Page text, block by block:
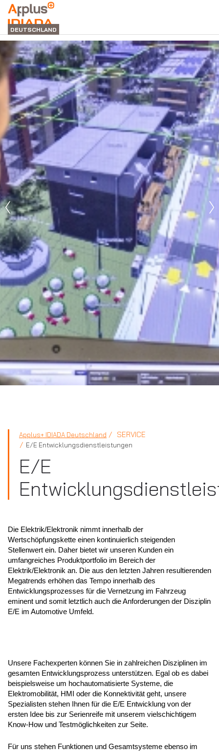
Applus+
Idiada
DEUTSCHLAND
Applus+ IDIADA Deutschland SERVICE
E/E Entwicklungsdienstleistungen
E/E
Die Elektrik/Elektronik nimmt innerhalb der
Wertschöpfungskette einen kontinuierlich steigenden
Stellenwert ein. Daher bietet wir unseren Kunden ein
umfangreiches Produktportfolio im Bereich der
Elektrik/Elektronik an. Die aus den letzten Jahren resultierenden
Megatrends erhöhen das Tempo innerhalb des
Entwicklungsprozesses für die Vernetzung im Fahrzeug
eminent und somit letztlich auch die Anforderungen der Disziplin
E/E im Automotive Umfeld.
Unsere Fachexperten können Sie in zahlreichen Disziplinen im
gesamten Entwicklungsprozess unterstützen. Egal ob es dabei
beispielsweise um hochautomatisierte Systeme, die
Elektromobilität, HMI oder die Konnektivität geht, unsere
Spezialisten stehen Ihnen für die E/E Entwicklung von der
ersten Idee bis zur Serienreife mit unserem vielschichtigem
Know-How und Testmöglichkeiten zur Seite.
Für uns stehen Funktionen und Gesamtsysteme ebenso im